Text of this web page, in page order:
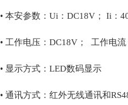
• 本安参数：Ui：DC18V； Ii：
• 工作电压：DC18V； 工作电流
• 显示方式：LED数码显示
• 通讯方式：红外无线通讯和